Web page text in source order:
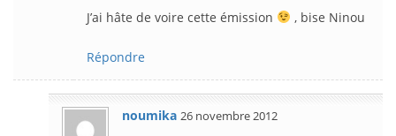
J’ai hâte de voire cette émission
, bise Ninou
Répondre
noumika 26 novembre 2012